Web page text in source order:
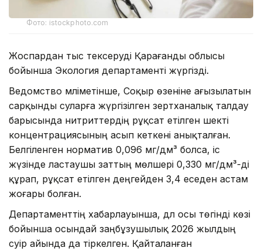
Фото: istockphoto.com
Жоспардан тыс тексеруді Қарағанды облысы
бойынша Экология департаменті жүргізді.
Ведомство мәліметінше, Соқыр өзеніне ағызылатын
сарқынды суларға жүргізілген зертханалық талдау
барысында нитриттердің рұқсат етілген шекті
концентрациясының асып кеткені анықталған.
Белгіленген норматив 0,096 мг/дм³ болса, іс
жүзінде ластаушы заттың мөлшері 0,330 мг/дм³-ді
құрап, рұқсат етілген деңгейден 3,4 еседен астам
жоғары болған.
Департаменттің хабарлауынша, дәл осы төгінді көзі
бойынша осындай заңбұзушылық 2026 жылдың
сәуір айында да тіркелген. Қайталанған